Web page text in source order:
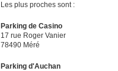
Les plus proches sont :
Parking de Casino
17 rue Roger Vanier
78490 Méré
Parking d'Auchan